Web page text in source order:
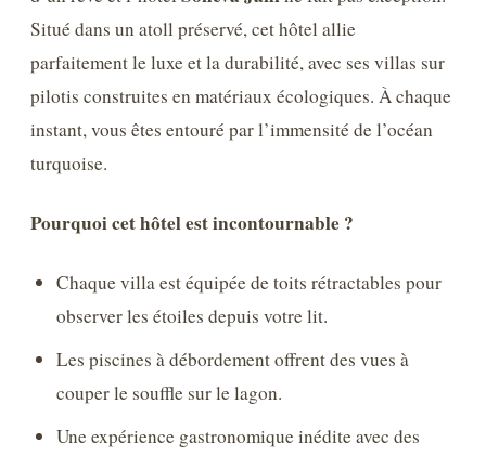
Situé dans un atoll préservé, cet hôtel allie
parfaitement le luxe et la durabilité, avec ses villas sur
pilotis construites en matériaux écologiques. À chaque
instant, vous êtes entouré par l’immensité de l’océan
turquoise.
Pourquoi cet hôtel est incontournable ?
Chaque villa est équipée de toits rétractables pour
observer les étoiles depuis votre lit.
Les piscines à débordement offrent des vues à
couper le souffle sur le lagon.
Une expérience gastronomique inédite avec des